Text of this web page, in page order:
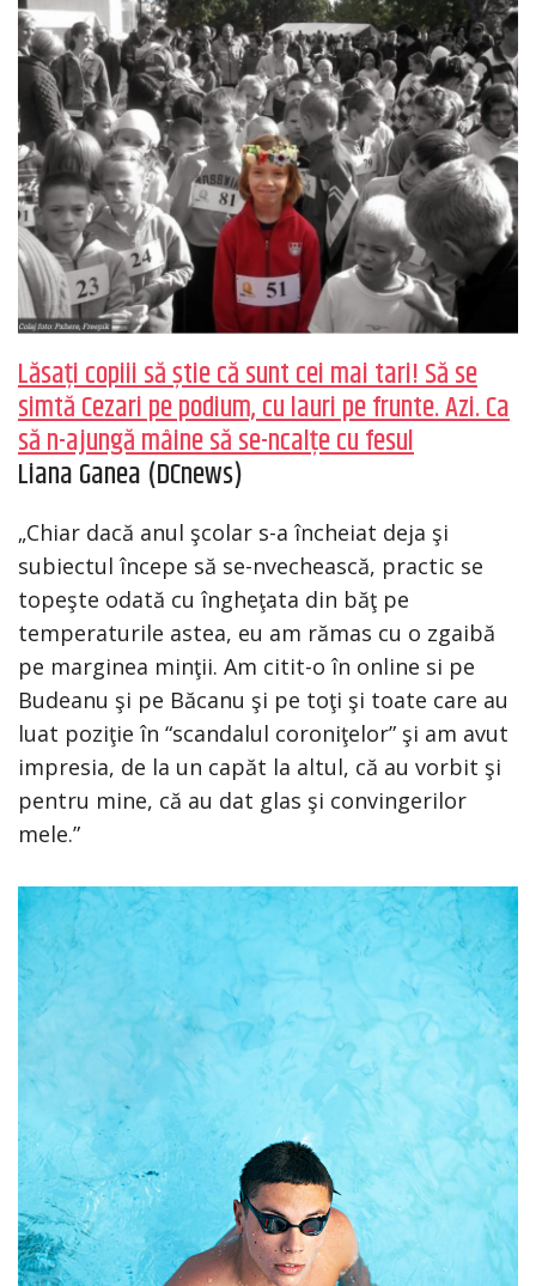
Lăsaţi copiii să ştie că sunt cei mai tari! Să se
simtă Cezari pe podium, cu lauri pe frunte. Azi. Ca
să n-ajungă mâine să se-ncalţe cu fesul
Liana Ganea (DCnews)
„Chiar dacă anul şcolar s-a încheiat deja şi
subiectul începe să se-nvechească, practic se
topeşte odată cu îngheţata din băţ pe
temperaturile astea, eu am rămas cu o zgaibă
pe marginea minţii. Am citit-o în online si pe
Budeanu şi pe Băcanu şi pe toţi şi toate care au
luat poziţie în “scandalul coroniţelor” şi am avut
impresia, de la un capăt la altul, că au vorbit şi
pentru mine, că au dat glas şi convingerilor
mele.”